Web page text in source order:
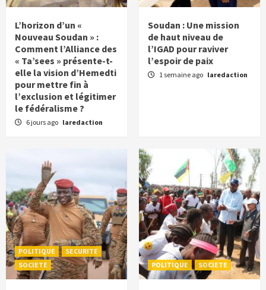
1
route ambitieuse pour transformer
2
ECONOMIE POLITIQUE SOCIETE
Togo : S.E.M. Faure Gnassingbé œuvre pour
l’émancipation des jeunes togolais à travers
l’entrepreneuriat
Burkina Faso : Une transformation
4
ECONOMIE POLITIQUE SOCIETE
Burkina Faso : Des décisions économiques et
académiques majeures en Conseil des
ministres
ECONOMIE POLITIQUE SOCIETE
Burkina Faso : L’engagement du Président
Ibrahim Traoré pour l’autonomisation des
femmes à l’échelle nationale
L’horizon d’un «
Nouveau Soudan » :
Comment l’Alliance des
« Ta’sees » présente-t-
elle la vision d’Hemedti
pour mettre fin à
l’exclusion et légitimer
le fédéralisme ?
6 jours ago laredaction
Soudan : Une mission
de haut niveau de
l’IGAD pour raviver
l’espoir de paix
1 semaine ago laredaction
POLITIQUE
SECURITE
SOCIETE
POLITIQUE SOCIETE